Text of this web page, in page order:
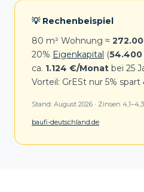
💡 Rechenbeispiel
80 m² Wohnung ≈
20% Eigenkapital (54.400
ca. 1.124 €/Monat bei 25
Vorteil: GrESt nur 5% spart
Stand: August 2026 · Zinsen
baufi-deutschland.de